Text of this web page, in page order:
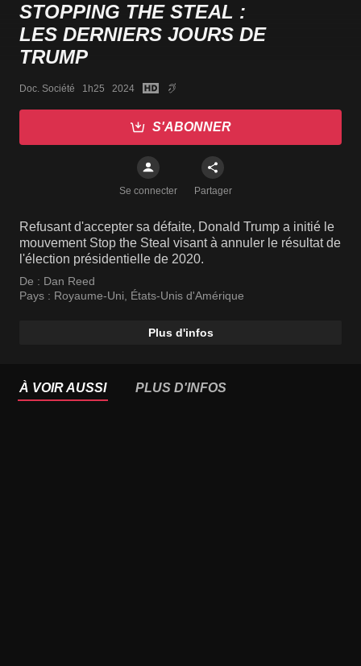
STOPPING THE STEAL :
LES DERNIERS JOURS DE
TRUMP
Doc. Société   1h25   2024
S'ABONNER
Se connecter Partager
Refusant d'accepter sa défaite, Donald Trump a initié le
mouvement Stop the Steal visant à annuler le résultat de
l'élection présidentielle de 2020.
De : Dan Reed
Pays : Royaume-Uni États-Unis d'Amérique
Plus d'infos
À VOIR AUSSI PLUS D'INFOS